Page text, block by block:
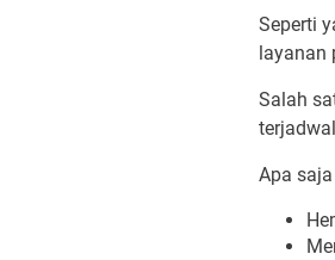
Seperti
layanan
Salah
Apa